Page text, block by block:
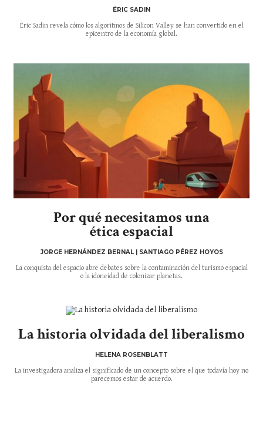
ÉRIC SADIN
Éric Sadin revela cómo los algoritmos de Silicon Valley se han convertido en el
epicentro de la economía global.
Por qué necesitamos una
ética espacial
JORGE HERNÁNDEZ BERNAL | SANTIAGO PÉREZ HOYOS
La conquista del espacio abre debates sobre la contaminación del turismo espacial
o la idoneidad de colonizar planetas.
La historia olvidada del liberalismo
HELENA ROSENBLATT
La investigadora analiza el significado de un concepto sobre el que todavía hoy no
parecemos estar de acuerdo.